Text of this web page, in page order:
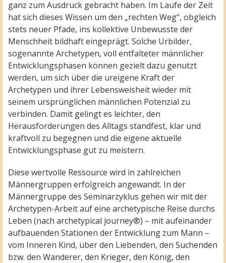
ganz zum Ausdruck gebracht haben. Im Laufe der Zeit
hat sich dieses Wissen um den „rechten Weg“, obgleich
stets neuer Pfade, ins kollektive Unbewusste der
Menschheit bildhaft eingeprägt. Solche Urbilder,
sogenannte Archetypen, voll entfalteter männlicher
Entwicklungsphasen können gezielt dazu genutzt
werden, um sich über die ureigene Kraft der
Archetypen und ihrer Lebensweisheit wieder mit
seinem ursprünglichen männlichen Potenzial zu
verbinden. Damit gelingt es leichter, den
Herausforderungen des Alltags standfest, klar und
kraftvoll zu begegnen und die eigene aktuelle
Entwicklungsphase gut zu meistern.
Diese wertvolle Ressource wird in zahlreichen
Männergruppen erfolgreich angewandt. In der
Männergruppe des Seminarzyklus gehen wir mit der
Archetypen-Arbeit auf eine archetypische Reise durchs
Leben (nach archetypical journey®) – mit aufeinander
aufbauenden Stationen der Entwicklung zum Mann –
vom Inneren Kind, über den Liebenden, den Suchenden
bzw. den Wanderer, den Krieger, den König, den